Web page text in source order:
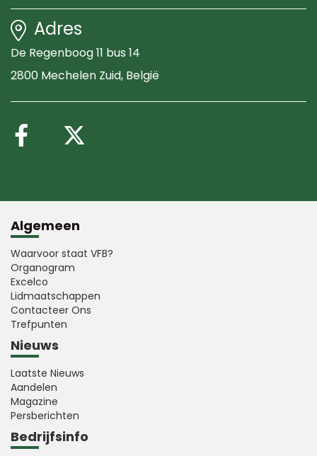
Adres
De Regenboog 11 bus 14
2800 Mechelen Zuid, België
Volg ons op Facebook
Algemeen
Waarvoor staat VFB?
Organogram
Excelco
Lidmaatschappen
Contacteer Ons
Trefpunten
Nieuws
Laatste Nieuws
Aandelen
Magazine
Persberichten
Bedrijfsinfo